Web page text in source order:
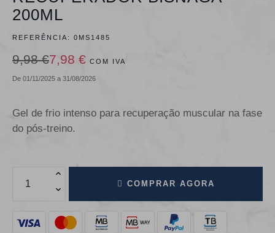
200ML
REFERÊNCIA: 0MS1485
9,98 €7,98 € COM IVA
De 01/11/2025 a 31/08/2026
Gel de frio intenso para recuperação muscular na fase
do pós-treino.
COMPRAR AGORA